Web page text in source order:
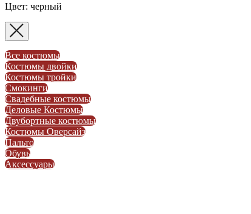
Цвет: черный
Все костюмы
Костюмы двойки
Костюмы тройки
Смокинги
Свадебные костюмы
Деловые Костюмы
Двубортные костюмы
Костюмы Оверсайз
Пальто
Обувь
Аксессуары